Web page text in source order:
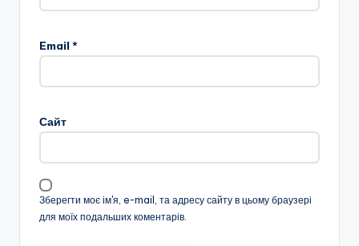
Email *
Сайт
Зберегти моє ім'я, e-mail, та адресу сайту в цьому браузері
для моїх подальших коментарів.